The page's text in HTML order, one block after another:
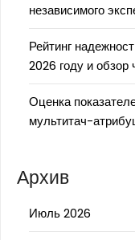
независимого
Рейтинг
2026 году и
Оценка
мультитач-
Архив
Июль 2026